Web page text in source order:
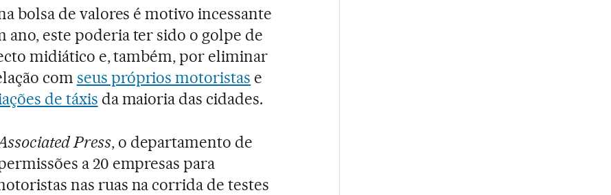
bolsa de valores é motivo incessante
ano, este poderia ter sido o golpe de
midiático e, também, por eliminar
com seus próprios motoristas e
de táxis da maioria das cidades.
Press, o departamento de
a 20 empresas para
nas ruas na corrida de testes